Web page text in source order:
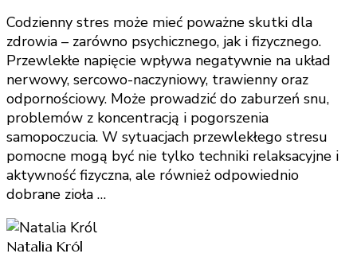
i
zioła
pomagające
przy
stresie
Codzienny stres może mieć poważne skutki dla
zdrowia – zarówno psychicznego, jak i fizycznego.
Przewlekłe napięcie wpływa negatywnie na układ
nerwowy, sercowo-naczyniowy, trawienny oraz
odpornościowy. Może prowadzić do zaburzeń snu,
problemów z koncentracją i pogorszenia
samopoczucia. W sytuacjach przewlekłego stresu
pomocne mogą być nie tylko techniki relaksacyjne i
aktywność fizyczna, ale również odpowiednio
dobrane zioła …
Natalia Król